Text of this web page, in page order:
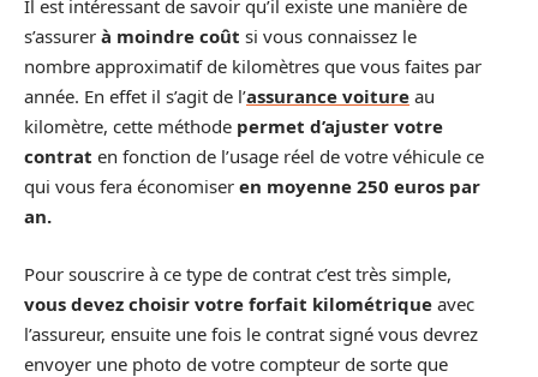
Il est intéressant de savoir qu’il existe une manière de
s’assurer à moindre coût si vous connaissez le
nombre approximatif de kilomètres que vous faites par
année. En effet il s’agit de l’assurance voiture au
kilomètre, cette méthode permet d’ajuster votre
contrat en fonction de l’usage réel de votre véhicule ce
qui vous fera économiser en moyenne 250 euros par
an.
Pour souscrire à ce type de contrat c’est très simple,
vous devez choisir votre forfait kilométrique avec
l’assureur, ensuite une fois le contrat signé vous devrez
envoyer une photo de votre compteur de sorte que